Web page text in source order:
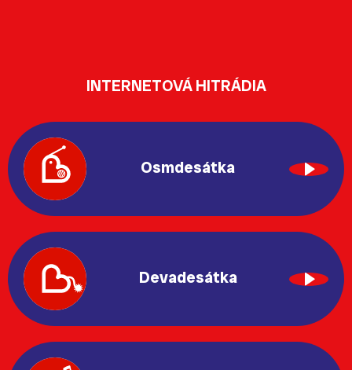
INTERNETOVÁ HITRÁDIA
Osmdesátka
Devadesátka